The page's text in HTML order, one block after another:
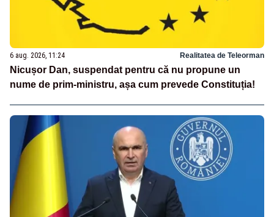
6 aug. 2026, 11:24 Realitatea de Teleorman
Nicușor Dan, suspendat pentru că nu propune un
nume de prim-ministru, așa cum prevede Constituția!